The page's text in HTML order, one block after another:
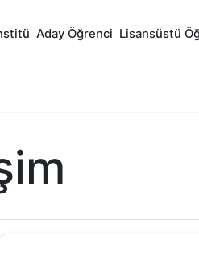
Aday Öğrenci Lisansüstü